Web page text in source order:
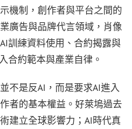
機制，創作者與平台之間的
廣告與品牌代言領域，肖像
訓練資料使用、合約揭露與
合約範本與產業自律。
不是反AI，而是要求AI進入
者的基本權益。好萊塢過去
建立全球影響力；AI時代真